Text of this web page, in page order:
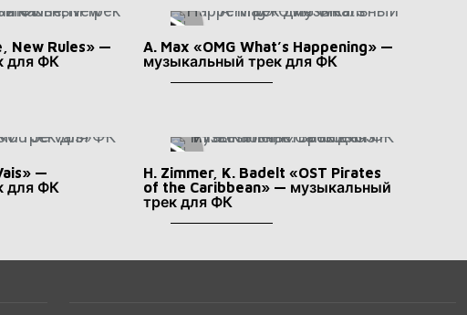
New Rules» —
для ФК
A. Max «OMG What’s Happening» —
музыкальный трек для ФК
—
для ФК
H. Zimmer, K. Badelt «OST Pirates
of the Caribbean» — музыкальный
трек для ФК